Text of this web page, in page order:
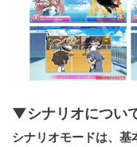
▼シナリオについ
シナリオモードは、基